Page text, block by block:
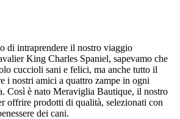
di intraprendere il nostro viaggio
King Charles Spaniel, sapevamo che
cuccioli sani e felici, ma anche tutto il
i nostri amici a quattro zampe in ogni
Così è nato Meraviglia Bautique, il nostro
offrire prodotti di qualità, selezionati con
dei cani.